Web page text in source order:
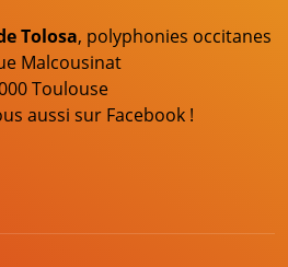
Tolosa, polyphonies occitanes
Malcousinat
Toulouse
aussi sur Facebook !